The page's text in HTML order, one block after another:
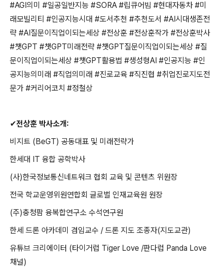
#AGI 의미 #일공일반지능 #SORA #립큐어빔 #현대자동차 #미
래모빌리티 #인공지능시대 #도서추천 #추천도서 #AI 시대생존전
략 #AI 질문이직업이되는세상 #전상훈 #전상훈작가 #전상훈박사
#챗GPT #챗GPT미래전략 #챗GPT질문이직업이되는세상 #질
문이직업이되는세상 #챗GPT활용법 #생성형AI #인공지능 #인
공지능의미래 #직업의미래 #진로교육 #직진협 #취업진로지도전
문가 #커리어코치 #정철상
✔전상훈 박사소개 :
비지트 (BeGT) 공동대표 및 미래전략가
한세대
IT 융합 공학박사
(사)한국정보통신네트워크 협회 교육 및 콘텐츠 위원장
전국 학교운영위원연합회 글로벌 인재교육원 원장
(주)충청팜 융복합연구소 수석연구원
한세 드론 아카데미 겸임교수 / 드론 지도 조종자(지도교관)
유튜브 크리에이터 (타이거럽 Tiger Love /판다럽 Panda Love
채널)